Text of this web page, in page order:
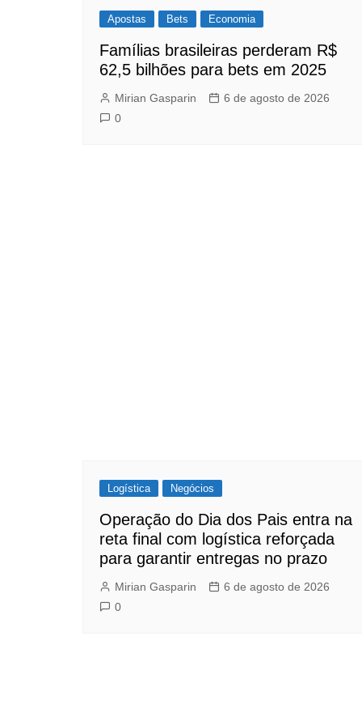
Apostas Bets Economia
Famílias brasileiras perderam R$
62,5 bilhões para bets em 2025
Mirian Gasparin
6 de agosto de 2026
0
Logística Negócios
Operação do Dia dos Pais entra na
reta final com logística reforçada
para garantir entregas no prazo
Mirian Gasparin
6 de agosto de 2026
0